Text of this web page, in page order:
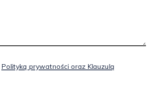
Polityką prywatności oraz Klauzulą